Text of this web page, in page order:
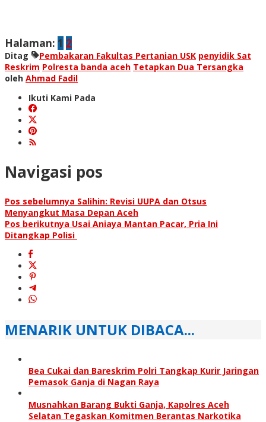
Halaman: 1 2
Ditag Pembakaran Fakultas Pertanian USK penyidik Sat
Reskrim Polresta banda aceh Tetapkan Dua Tersangka
oleh Ahmad Fadil
Ikuti Kami Pada
Navigasi pos
Pos sebelumnya Salihin: Revisi UUPA dan Otsus
Menyangkut Masa Depan Aceh
Pos berikutnya Usai Aniaya Mantan Pacar, Pria Ini
Ditangkap Polisi
MENARIK UNTUK DIBACA...
Bea Cukai dan Bareskrim Polri Tangkap Kurir Jaringan
Pemasok Ganja di Nagan Raya
Musnahkan Barang Bukti Ganja, Kapolres Aceh
Selatan Tegaskan Komitmen Berantas Narkotika